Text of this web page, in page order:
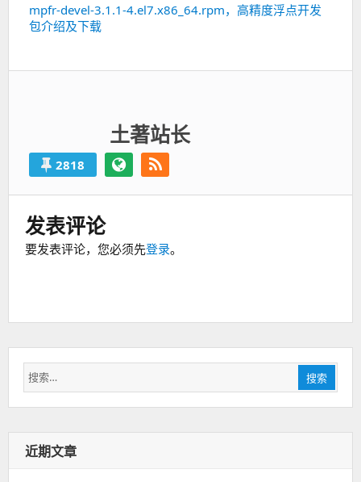
下
一
mpfr-devel-3.1.1-4.el7.x86_64.rpm，高精度浮点开发
包介绍及下载
土著站长
2818
发表评论
要发表评论，您必须先登录。
搜
索：
搜索
近期文章